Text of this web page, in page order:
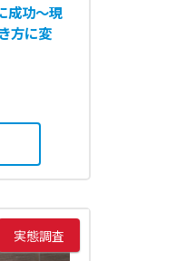
成功〜現
方に変
実態調査